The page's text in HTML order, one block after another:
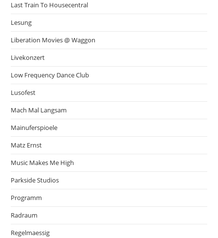
Last Train To Housecentral
Lesung
Liberation Movies @ Waggon
Livekonzert
Low Frequency Dance Club
Lusofest
Mach Mal Langsam
Mainuferspioele
Matz Ernst
Music Makes Me High
Parkside Studios
Programm
Radraum
Regelmaessig